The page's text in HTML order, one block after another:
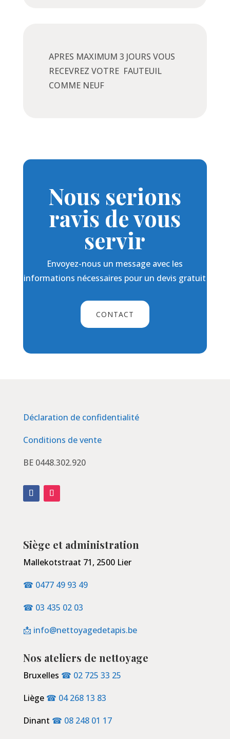
APRES MAXIMUM 3 JOURS VOUS
RECEVREZ VOTRE FAUTEUIL
COMME NEUF
Nous serions
ravis de vous
servir
Envoyez-nous un message avec les
informations nécessaires pour un devis gratuit
CONTACT
Déclaration de confidentialité
Conditions de vente
BE 0448.302.920
Siège et administration
Mallekotstraat 71, 2500 Lier
☎ 0477 49 93 49
☎ 03 435 02 03
📩 info@nettoyagedetapis.be
Nos ateliers de nettoyage
Bruxelles ☎ 02 725 33 25
Liège ☎ 04 268 13 83
Dinant ☎ 08 248 01 17